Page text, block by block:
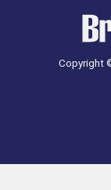
Copyright